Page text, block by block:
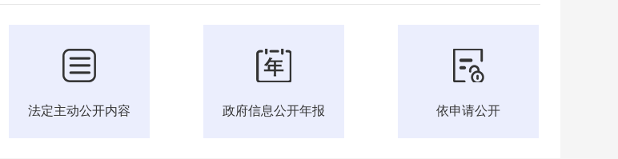
法定主动公开内容 政府信息公开年报 依申请公开